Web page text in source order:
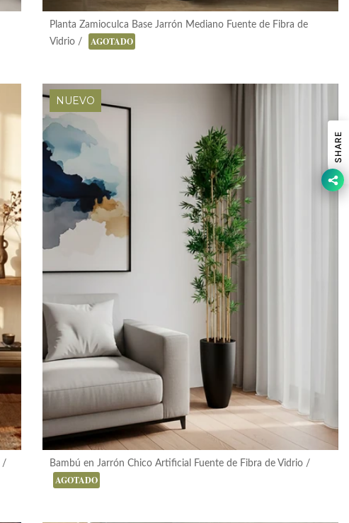
+ Vista Rápida
Planta Zamioculca Base Jarrón Mediano Fuente de Fibra de
Vidrio
AGOTADO
NUEVO
+ Vista Rápida
Bambú en Jarrón Chico Artificial Fuente de Fibra de Vidrio
AGOTADO
SHARE